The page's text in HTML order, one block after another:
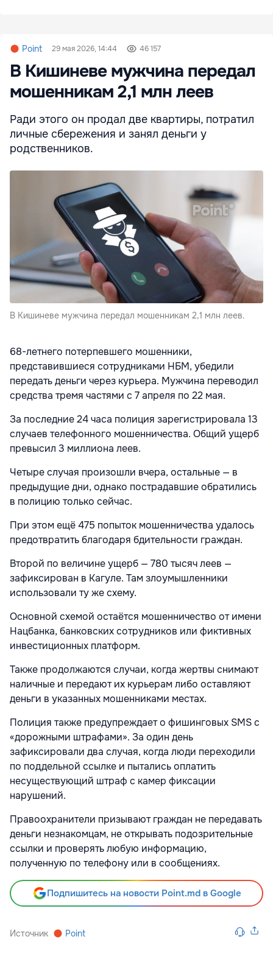
Point 29 мая 2026, 14:44 46 157
В Кишиневе мужчина передал
мошенникам 2,1 млн леев
Ради этого он продал две квартиры, потратил
личные сбережения и занял деньги у
родственников.
В Кишиневе мужчина передал мошенникам 2,1 млн леев.
68-летнего потерпевшего мошенники,
представившиеся сотрудниками НБМ, убедили
передать деньги через курьера. Мужчина переводил
средства тремя частями с 7 апреля по 22 мая.
За последние 24 часа полиция зарегистрировала 13
случаев телефонного мошенничества. Общий ущерб
превысил 3 миллиона леев.
Четыре случая произошли вчера, остальные — в
предыдущие дни, однако пострадавшие обратились
в полицию только сейчас.
При этом ещё 475 попыток мошенничества удалось
предотвратить благодаря бдительности граждан.
Второй по величине ущерб — 780 тысяч леев —
зафиксирован в Кагуле. Там злоумышленники
использовали ту же схему.
Основной схемой остаётся мошенничество от имени
Нацбанка, банковских сотрудников или фиктивных
инвестиционных платформ.
Также продолжаются случаи, когда жертвы снимают
наличные и передают их курьерам либо оставляют
деньги в указанных мошенниками местах.
Полиция также предупреждает о фишинговых SMS с
«дорожными штрафами». За один день
зафиксировали два случая, когда люди переходили
по поддельной ссылке и пытались оплатить
несуществующий штраф с камер фиксации
нарушений.
Правоохранители призывают граждан не передавать
деньги незнакомцам, не открывать подозрительные
ссылки и проверять любую информацию,
полученную по телефону или в сообщениях.
Подпишитесь на новости Point.md в Google
Источник Point